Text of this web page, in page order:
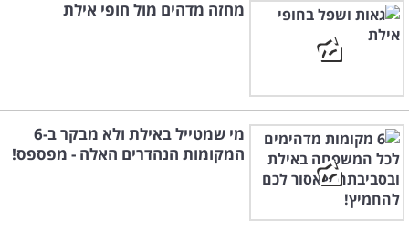
מחזה מדהים מול חופי אילת
מי שמטייל באילת ולא מבקר ב-6
המקומות הנהדרים האלה - מפספס!